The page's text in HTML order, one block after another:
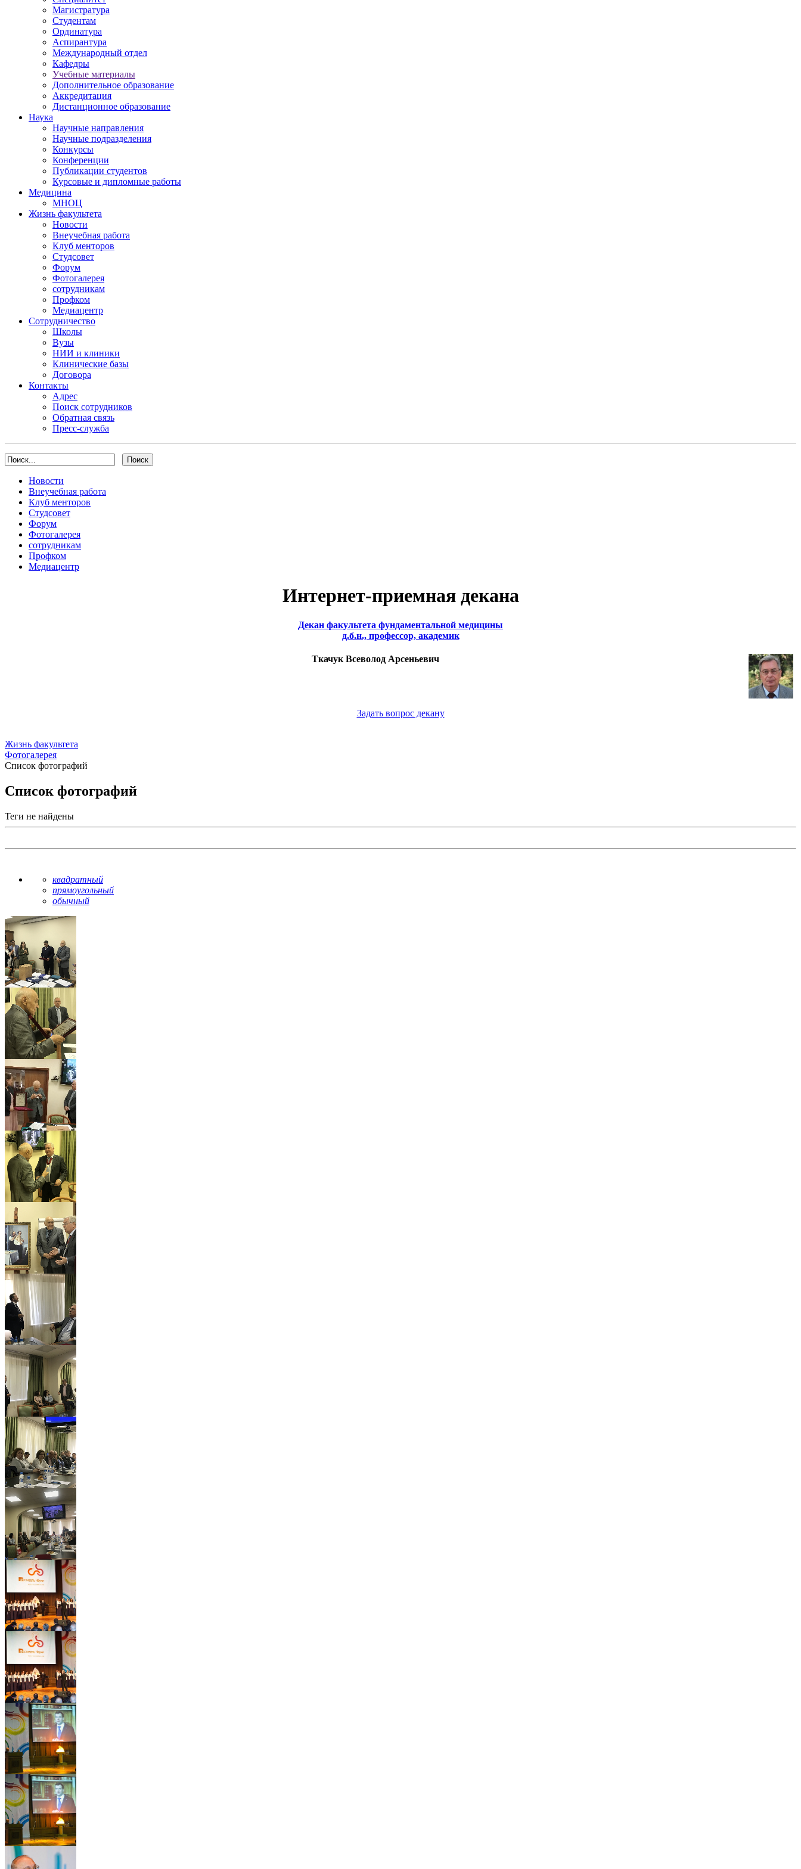
Магистратура
Студентам
Ординатура
Аспирантура
Международный отдел
Кафедры
Учебные материалы
Дополнительное образование
Аккредитация
Дистанционное образование
Наука
Научные направления
Научные подразделения
Конкурсы
Конференции
Публикации студентов
Курсовые и дипломные работы
Медицина
МНОЦ
Жизнь факультета
Новости
Внеучебная работа
Клуб менторов
Студсовет
Форум
Фотогалерея
сотрудникам
Профком
Медиацентр
Сотрудничество
Школы
Вузы
НИИ и клиники
Клинические базы
Договора
Контакты
Адрес
Поиск сотрудников
Обратная связь
Пресс-служба
Новости
Внеучебная работа
Клуб менторов
Студсовет
Форум
Фотогалерея
сотрудникам
Профком
Медиацентр
Интернет-приемная декана
Декан факультета фундаментальной медицины
д.б.н., профессор, академик
Ткачук Всеволод Арсеньевич
Задать вопрос декану
Жизнь факультета
Фотогалерея
Список фотографий
Список фотографий
Теги не найдены
квадратный
прямоугольный
обычный